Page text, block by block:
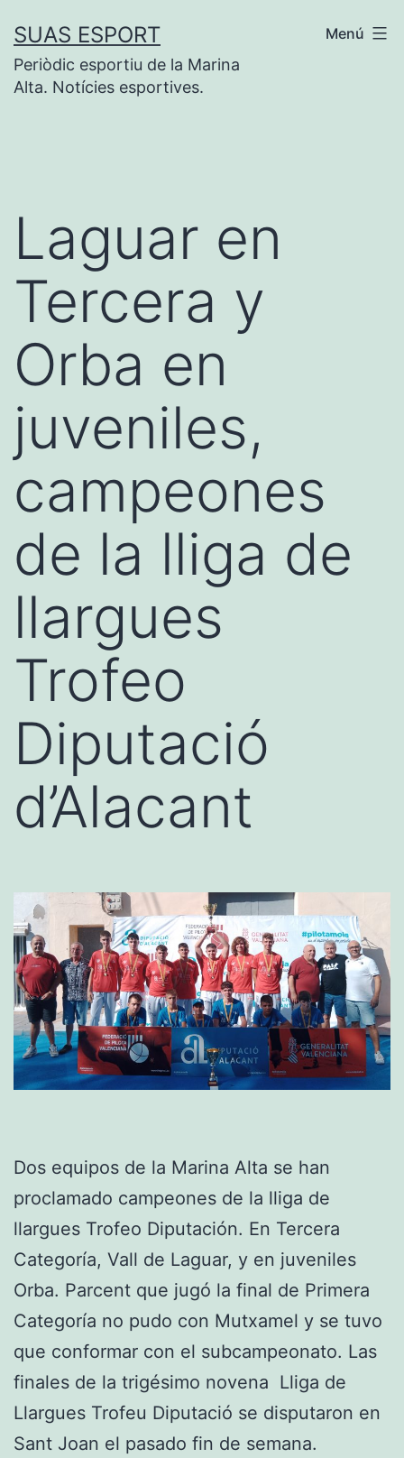
contenido
SUAS ESPORT
Periòdic esportiu de la Marina
Alta. Notícies esportives.
Menú
Laguar en
Tercera y
Orba en
juveniles,
campeones
de la lliga de
llargues
Trofeo
Diputació
d’Alacant
Dos equipos de la Marina Alta se han
proclamado campeones de la lliga de
llargues Trofeo Diputación. En Tercera
Categoría, Vall de Laguar, y en juveniles
Orba. Parcent que jugó la final de Primera
Categoría no pudo con Mutxamel y se tuvo
que conformar con el subcampeonato. Las
finales de la trigésimo novena Lliga de
Llargues Trofeu Diputació se disputaron en
Sant Joan el pasado fin de semana.